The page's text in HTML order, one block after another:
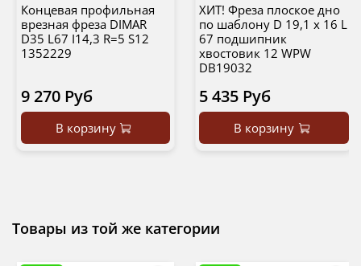
Концевая профильная
врезная фреза DIMAR
D35 L67 I14,3 R=5 S12
1352229
9 270 Руб
В корзину
ХИТ! Фреза плоское дно
по шаблону D 19,1 x 16 L
67 подшипник
хвостовик 12 WPW
DB19032
5 435 Руб
В корзину
Товары из той же категории